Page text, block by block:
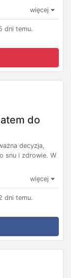
więcej
dni temu.
do
decyzja,
snu i zdrowie. W
więcej
dni temu.